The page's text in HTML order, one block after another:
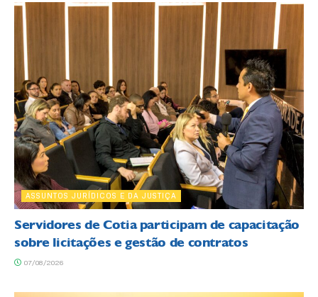
ASSUNTOS JURÍDICOS E DA JUSTIÇA
Servidores de Cotia participam de capacitação
sobre licitações e gestão de contratos
07/08/2026